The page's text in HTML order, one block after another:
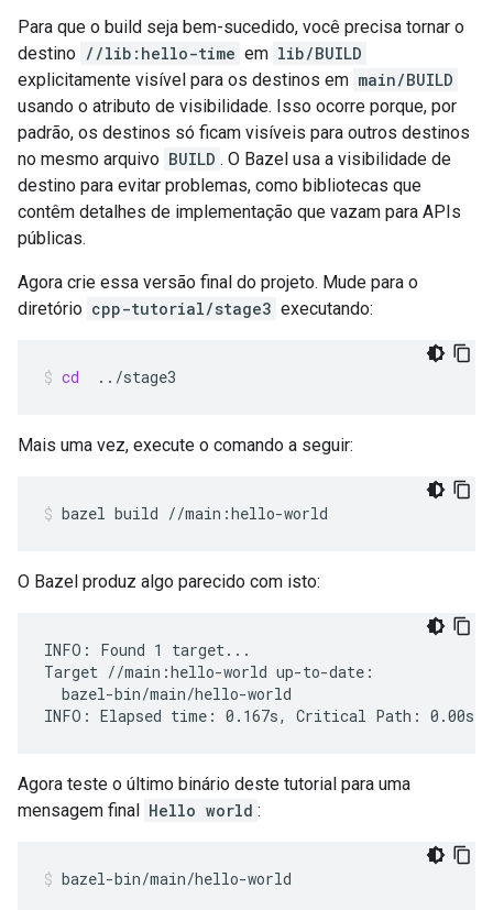
Para que o build seja bem-sucedido, você precisa tornar o
destino //lib:hello-time em lib/BUILD
explicitamente visível para os destinos em main/BUILD
usando o atributo de visibilidade. Isso ocorre porque, por
padrão, os destinos só ficam visíveis para outros destinos
no mesmo arquivo BUILD . O Bazel usa a visibilidade de
destino para evitar problemas, como bibliotecas que
contêm detalhes de implementação que vazam para APIs
públicas.
Agora crie essa versão final do projeto. Mude para o
diretório cpp-tutorial/stage3 executando:
cd ../stage3
Mais uma vez, execute o comando a seguir:
bazel build //main:hello-world
O Bazel produz algo parecido com isto:
INFO: Found 1 target...
Target //main:hello-world up-to-date:
  bazel-bin/main/hello-world
Agora teste o último binário deste tutorial para uma
mensagem final Hello world :
bazel-bin/main/hello-world